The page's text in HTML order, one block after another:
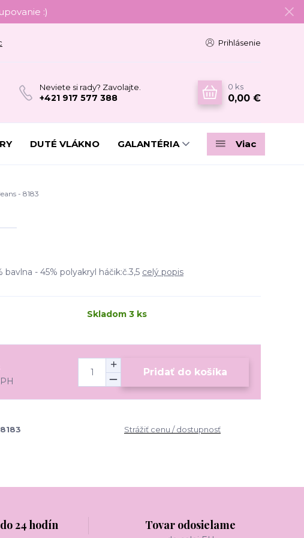
:)
Prihlásenie
Neviete si rady? Zavolajte.
+421 917 577 388
0 ks
0,00 €
DUTÉ VLÁKNO GALANTÉRIA Viac
- 8183
bavlna - 45% polyakryl háčik:č.3,5 celý popis
Skladom 3 ks
Pridať do košíka
8183 Strážiť cenu / dostupnosť
24 hodín Tovar odosielame